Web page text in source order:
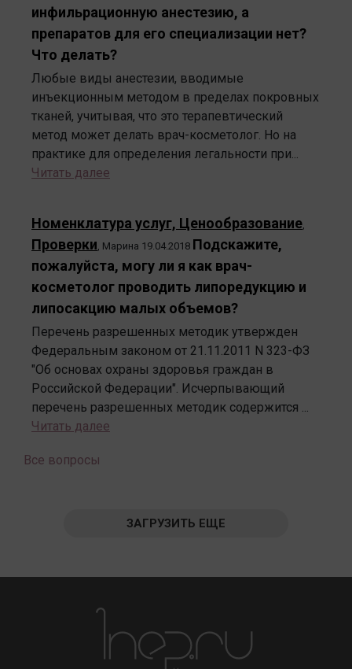
инфильрационную анестезию, а
препаратов для его специализации нет?
Что делать?
Любые виды анестезии, вводимые
инъекционным методом в пределах покровных
тканей, учитывая, что это терапевтический
метод может делать врач-косметолог. Но на
практике для определения легальности при...
Читать далее
Номенклатура услуг, Ценообразование
Проверки Марина 19.04.2018 Подскажите,
пожалуйста, могу ли я как врач-
косметолог проводить липоредукцию и
липосакцию малых объемов?
Перечень разрешенных методик утвержден
Федеральным законом от 21.11.2011 N 323-ФЗ
"Об основах охраны здоровья граждан в
Российской Федерации". Исчерпывающий
перечень разрешенных методик содержится ...
Читать далее
Все вопросы
ЗАГРУЗИТЬ ЕЩЕ